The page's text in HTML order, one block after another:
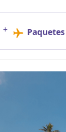
+ Paquetes